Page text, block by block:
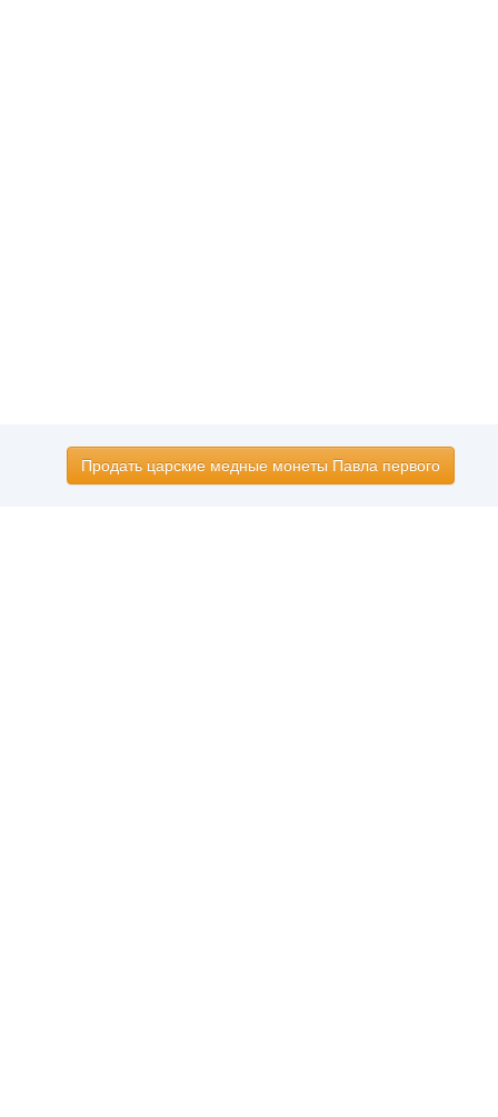
Продать царские медные монеты Павла первого